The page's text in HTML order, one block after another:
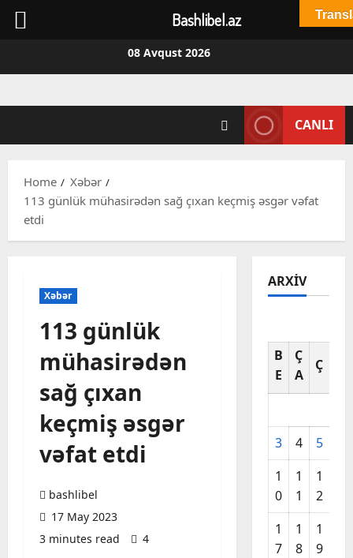
08 Avqust 2026
CANLI
Home
Xəbər
113 günlük mühasirədən sağ çıxan keçmiş əsgər vəfat
etdi
Xəbər
113 günlük
mühasirədən
sağ çıxan
keçmiş əsgər
vəfat etdi
bashlibel
17 May 2023
3 minutes read
4
ARXIV
B
E
Ç
A
Ç
3 4 5
1
0
1
1
1
2
1
7
1
8
1
9
Bashlibel.az